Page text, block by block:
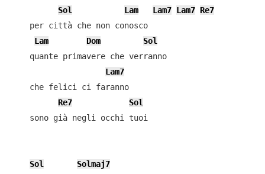
Sol
Lam Lam7 Lam7 Re7
    per città che non conosco
Lam
Dom
Sol
    quante primavere che verranno
Lam7
    che felici ci faranno
Re7
Sol
    sono già negli occhi tuoi
Sol
Solmaj7